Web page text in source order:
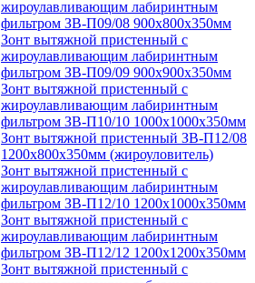
жироулавливающим лабиринтным
фильтром ЗВ-П09/08 900х800х350мм
Зонт вытяжной пристенный с
жироулавливающим лабиринтным
фильтром ЗВ-П09/09 900х900х350мм
Зонт вытяжной пристенный с
жироулавливающим лабиринтным
фильтром ЗВ-П10/10 1000х1000х350мм
Зонт вытяжной пристенный ЗВ-П12/08
1200х800х350мм (жироуловитель)
Зонт вытяжной пристенный с
жироулавливающим лабиринтным
фильтром ЗВ-П12/10 1200х1000х350мм
Зонт вытяжной пристенный с
жироулавливающим лабиринтным
фильтром ЗВ-П12/12 1200х1200х350мм
Зонт вытяжной пристенный с